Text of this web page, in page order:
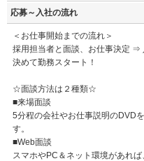
応募～入社の流れ
＜お仕事開始までの流れ＞
採用担当者と面談、お仕事決定
決めて勤務スタート！
☆面談方法は２種類☆
■来場面談
5分程の会社やお仕事説明のDVD
す。
■Web面談
スマホやPC＆ネット環境があれば